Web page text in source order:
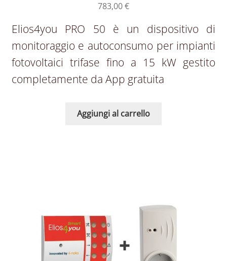
783,00€
Elios4you PRO 50 è un dispositivo di
monitoraggio e autoconsumo per impianti
fotovoltaici trifase fino a 15 kW gestito
completamente da App gratuita
Aggiungi al carrello